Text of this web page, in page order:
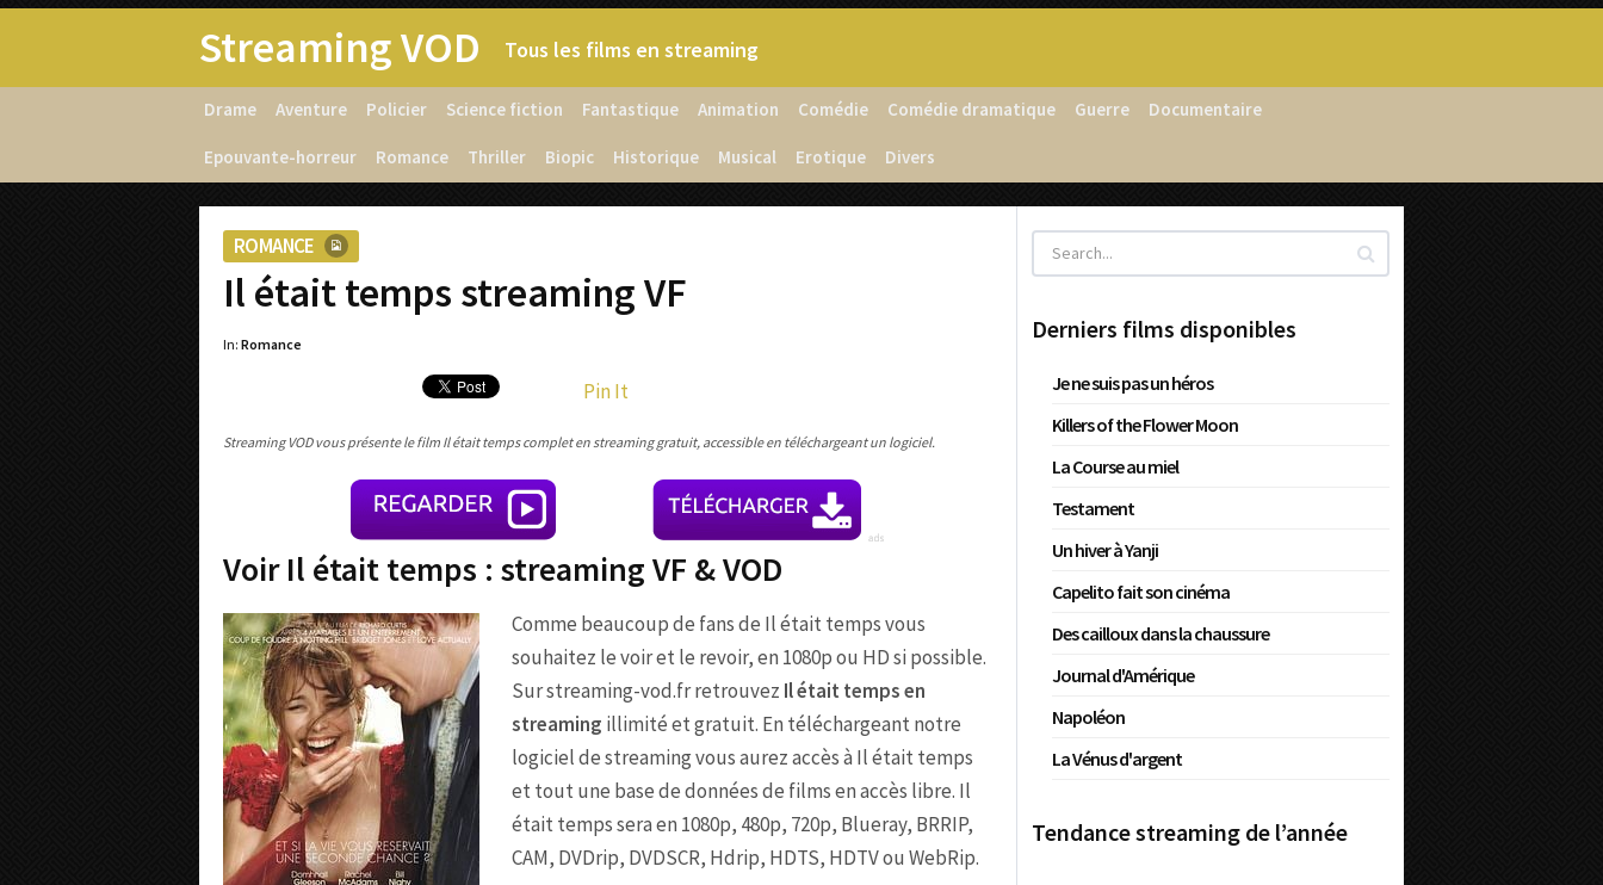
Streaming VOD Tous les films en streaming
Drame Aventure Policier Science fiction Fantastique Animation Comédie Comédie dramatique Guerre Documentaire
Epouvante-horreur Romance Thriller Biopic Historique Musical Erotique Divers
ROMANCE
Il était temps streaming VF
In: Romance
Pin It
Streaming VOD vous présente le film Il était temps complet en streaming gratuit, accessible en téléchargeant un logiciel.
Voir Il était temps : streaming VF & VOD
Comme beaucoup de fans de Il était temps vous
souhaitez le voir et le revoir, en 1080p ou HD si possible.
Sur streaming-vod.fr retrouvez Il était temps en
streaming illimité et gratuit. En téléchargeant notre
logiciel de streaming vous aurez accès à Il était temps
et tout une base de données de films en accès libre. Il
était temps sera en 1080p, 480p, 720p, Blueray, BRRIP,
CAM, DVDrip, DVDSCR, Hdrip, HDTS, HDTV ou WebRip.
Derniers films disponibles
Je ne suis pas un héros
Killers of the Flower Moon
La Course au miel
Testament
Un hiver à Yanji
Capelito fait son cinéma
Des cailloux dans la chaussure
Journal d'Amérique
Napoléon
La Vénus d'argent
Tendance streaming de l’année